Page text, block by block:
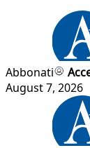
Abbonati
August 7, 2026